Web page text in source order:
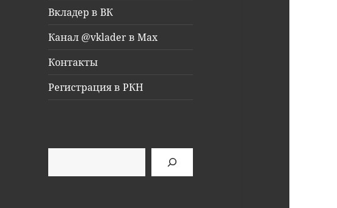
Вкладер в ВК
Канал @vklader в Max
Контакты
Регистрация в РКН